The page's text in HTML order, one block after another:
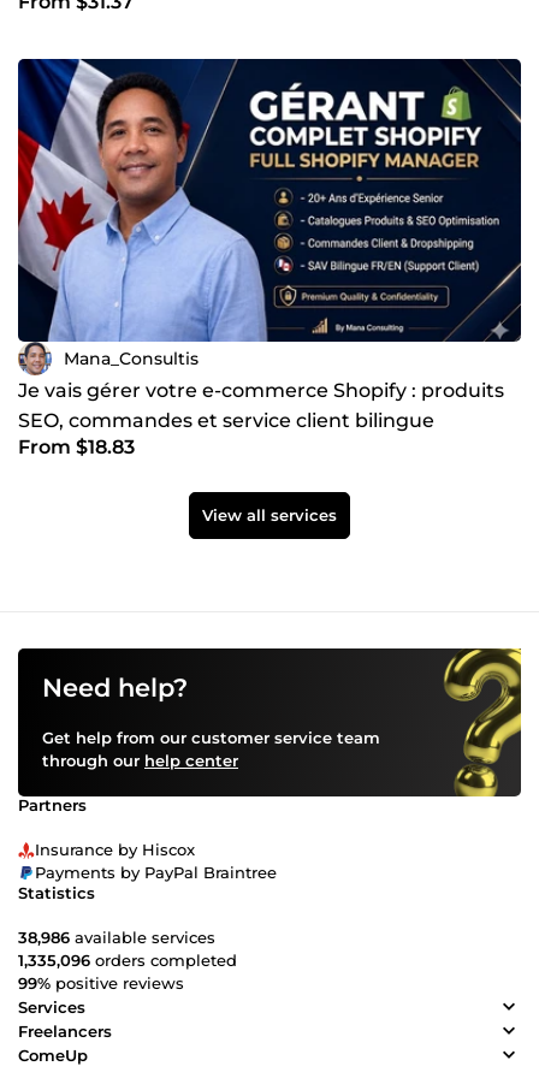
Mana_Consultis
Je vais gérer votre e-commerce Shopify : produits
SEO, commandes et service client bilingue
From $18.83
View all services
Need help?
Get help from our customer service team
through our help center
Partners
Insurance by Hiscox
Payments by PayPal Braintree
Statistics
38,986 available services
1,335,096 orders completed
99% positive reviews
Services
Freelancers
ComeUp